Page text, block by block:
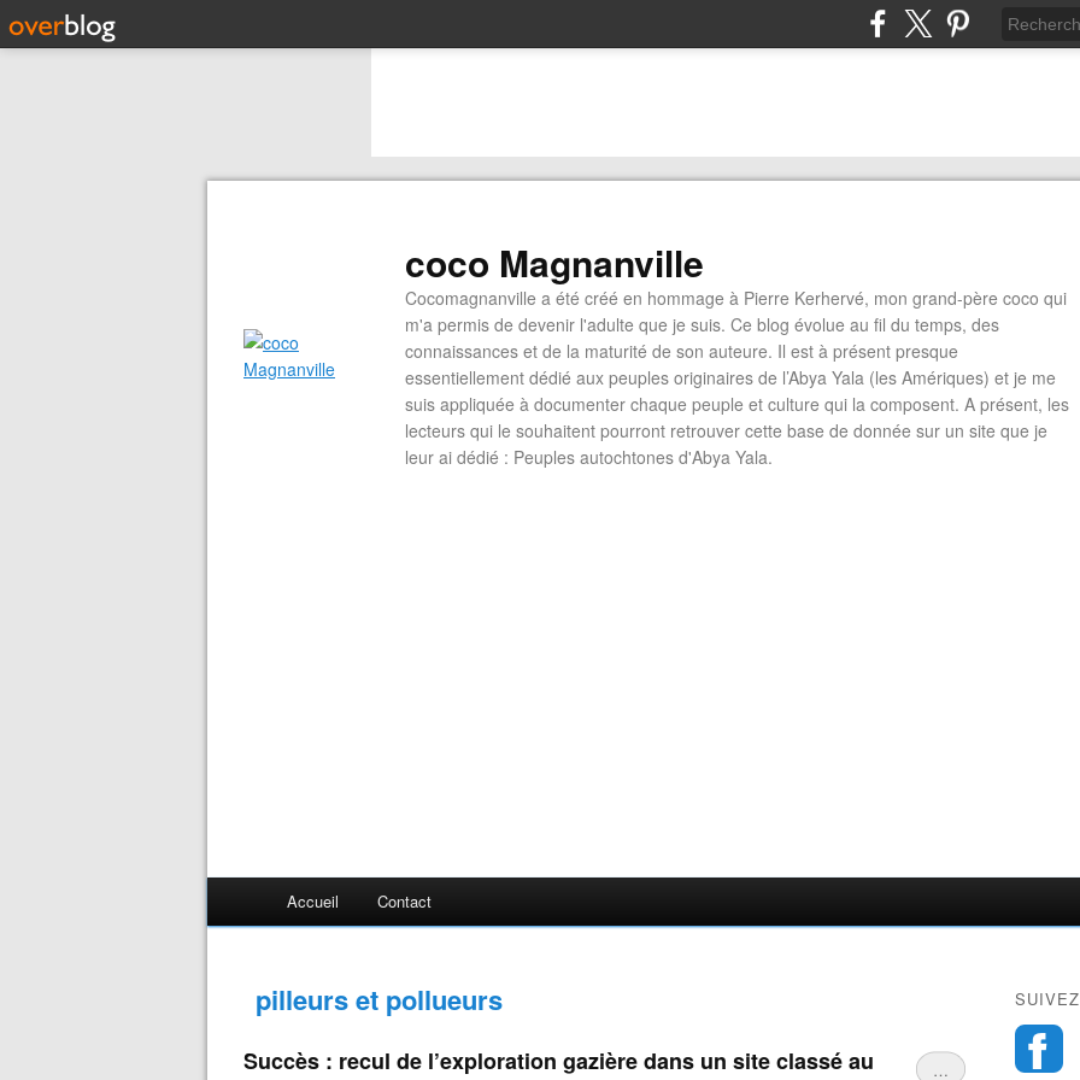
coco Magnanville
Cocomagnanville a été créé en hommage à Pierre Kerhervé, mon grand-père coco qui
m'a permis de devenir l'adulte que je suis. Ce blog évolue au fil du temps, des
connaissances et de la maturité de son auteure. Il est à présent presque
essentiellement dédié aux peuples originaires de l’Abya Yala (les Amériques) et je me
suis appliquée à documenter chaque peuple et culture qui la composent. A présent, les
lecteurs qui le souhaitent pourront retrouver cette base de donnée sur un site que je
leur ai dédié : Peuples autochtones d'Abya Yala.
Accueil Contact
pilleurs et pollueurs
…
Succès : recul de l’exploration gazière dans un site classé au